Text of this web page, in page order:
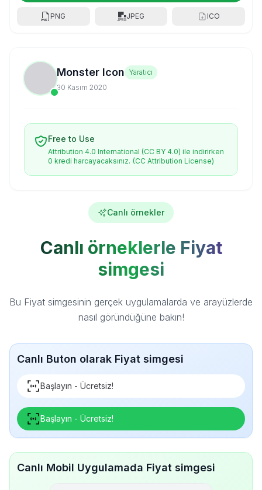
PNG JPEG ICO
Monster Icon Yaratıcı
30 Kasım 2020
Free to Use
Attribution 4.0 International (CC BY 4.0) ile indirirken
0 kredi harcayacaksınız. (CC Attribution License)
Canlı örnekler
Canlı örneklerle Fiyat
simgesi
Bu Fiyat simgesinin gerçek uygulamalarda ve arayüzlerde
nasıl göründüğüne bakın!
Canlı Buton olarak Fiyat simgesi
Başlayın - Ücretsiz!
Başlayın - Ücretsiz!
Canlı Mobil Uygulamada Fiyat simgesi